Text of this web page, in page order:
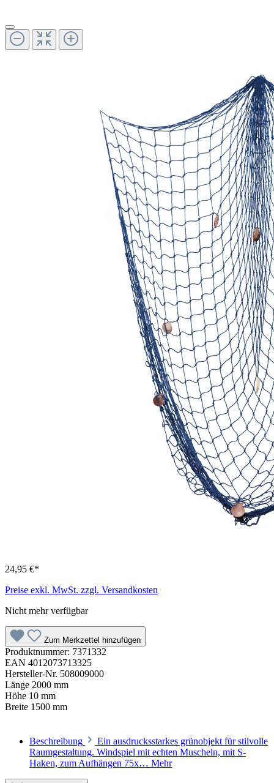
24,95 €*
Preise exkl. MwSt. zzgl. Versandkosten
Nicht mehr verfügbar
Zum Merkzettel hinzufügen
Produktnummer: 7371332
EAN 4012073713325
Hersteller-Nr. 508009000
Länge 2000 mm
Höhe 10 mm
Breite 1500 mm
Beschreibung
Ein ausdrucksstarkes grünobjekt für stilvolle
Raumgestaltung. Windspiel mit echten Muscheln, mit S-
Haken, zum Aufhängen 75x… Mehr